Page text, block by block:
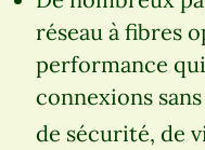
réseau à fibres
performance
connexions
de sécurité, de